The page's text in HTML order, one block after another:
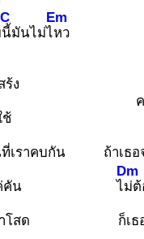
C
นี้มันไม่ไ
Em
หว
ร้ง
ช้
เราคบกัน
คัน
โสด
ถ้าเธอ
ไ
Dm
ม่ต้
ก็เธ